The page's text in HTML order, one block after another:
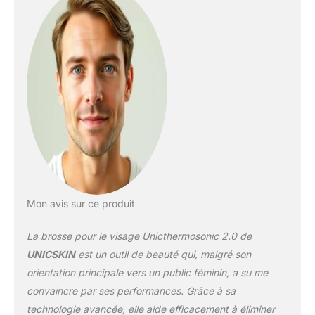
part, elle appliquera un
soin rajeunissant pour le
visage, le cou, les yeux
et les lèvres. ✅SOIN
Unicthermo-Sonic 2.0
contribue à améliorer
l'élasticité de la peau et à
minimiser les rides,
dermo-cosmétiques
✅MODE D'EMPLOI : En 4
étapes, vous obtiendrez
un teint plus lumineux et
plus éclatant.
Mon avis sur ce produit
La brosse pour le visage Unicthermosonic 2.0 de
UNICSKINest un outil de beauté qui, malgré son
orientation principale vers un public féminin, a su me
convaincre par ses performances. Grâce à sa
technologie avancée, elle aide efficacement à éliminer